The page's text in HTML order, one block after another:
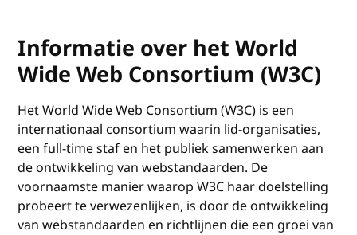
Informatie over het World
Wide Web Consortium (W3C)
Het World Wide Web Consortium (W3C) is een
internationaal consortium waarin lid-organisaties,
een full-time staf en het publiek samenwerken aan
de ontwikkeling van webstandaarden. De
voornaamste manier waarop W3C haar doelstelling
probeert te verwezenlijken, is door de ontwikkeling
van webstandaarden en richtlijnen die een groei van